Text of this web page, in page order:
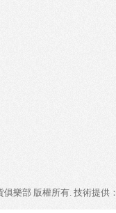
俱樂部 版權所有. 技術提供：